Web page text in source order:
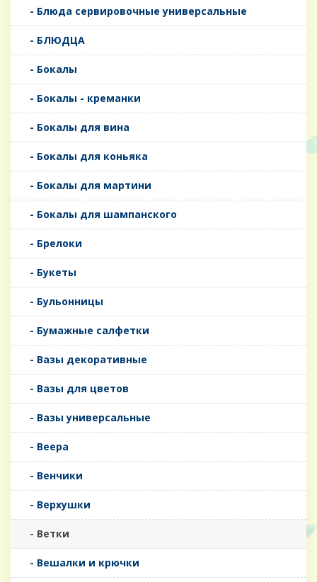
- Блюда сервировочные универсальные
- БЛЮДЦА
- Бокалы
- Бокалы - креманки
- Бокалы для вина
- Бокалы для коньяка
- Бокалы для мартини
- Бокалы для шампанского
- Брелоки
- Букеты
- Бульонницы
- Бумажные салфетки
- Вазы декоративные
- Вазы для цветов
- Вазы универсальные
- Веера
- Венчики
- Верхушки
- Ветки
- Вешалки и крючки